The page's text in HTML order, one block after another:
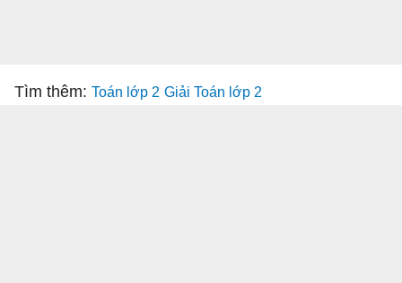
Tìm thêm: Toán lớp 2 Giải Toán lớp 2